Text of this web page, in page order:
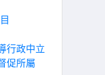
行政中立
促所屬